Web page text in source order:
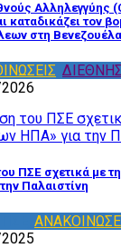
Αλληλεγγύης
καταδικάζει τον
στη Βενεζουέλα
ΠΣΕ σχετικά με
Παλαιστίνη